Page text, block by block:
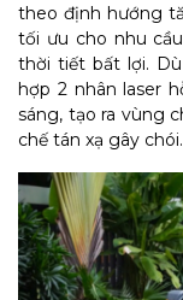
theo định hướng
tối ưu cho nhu
thời tiết bất lợi.
hợp 2 nhân laser
sáng, tạo ra vùng
chế tán xạ gây chói.